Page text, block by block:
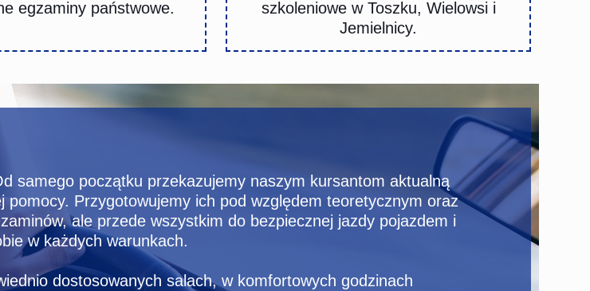
egzaminy państwowe.
szkoleniowe w Toszku, Wielowsi i
Jemielnicy.
samego początku przekazujemy naszym kursantom aktualną
Przygotowujemy ich pod względem teoretycznym oraz
ale przede wszystkim do bezpiecznej jazdy pojazdem i
w każdych warunkach.
dostosowanych salach, w komfortowych godzinach